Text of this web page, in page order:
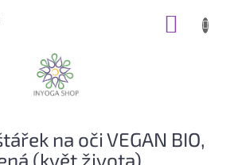
na oči VEGAN BIO,
(květ života)